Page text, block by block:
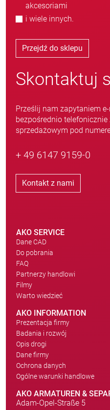
akcesoriami
i wiele innych.
Przejdź do sklepu
Skontaktuj
Prześlij nam zapytaniem
bezpośrednio telefonicznie
sprzedażowym pod
+ 49 6147 9159-0
Kontakt z nami
AKO SERVICE
Dane CAD
Do pobrania
FAQ
Partnerzy handlowi
Filmy
Warto wiedzieć
AKO INFORMATION
Prezentacja firmy
Badania i rozwój
Opis drogi
Dane firmy
Ochrona danych
Ogólne warunki handlowe
AKO ARMATUREN &
Adam-Opel-Straße 5